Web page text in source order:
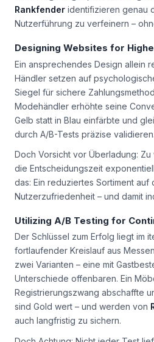
Ein weiterer oft unterschätzter
Produkt gelangen, bleiben länger
Nutzerführung zu verfeinern –
Designing Websites for
Ein ansprechendes Design allein
Händler setzen auf
Siegel für sichere
Modehändler erhöhte seine
Gelb statt in Blau einfärbte und
durch A/B-Tests präzise validieren.
Doch Vorsicht vor Überladung:
die Entscheidungszeit
Nutzerzufriedenheit – und damit
Utilizing A/B Testing for
Der Schlüssel zum Erfolg liegt im
fortlaufender Kreislauf aus
zwei Varianten – eine mit
Unterschiede offenbaren. Ein
Registrierungszwang abschaffte
sind Gold wert – und werden von